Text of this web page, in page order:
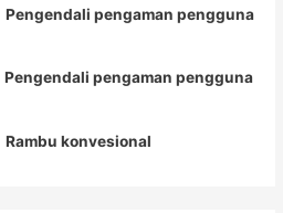
Pengendali pengaman pengguna
Pengendali pengaman pengguna
Rambu konvesional